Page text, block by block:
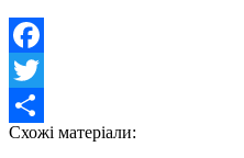
Facebook
Twitter
Share
Схожі матеріали: